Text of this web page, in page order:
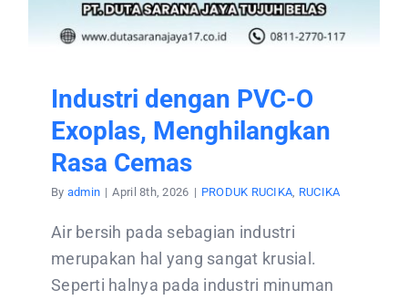
Industri dengan PVC-O
Exoplas, Menghilangkan
Rasa Cemas
By admin | April 8th, 2026 | PRODUK RUCIKA RUCIKA
Air bersih pada sebagian industri
merupakan hal yang sangat krusial.
Seperti halnya pada industri minuman